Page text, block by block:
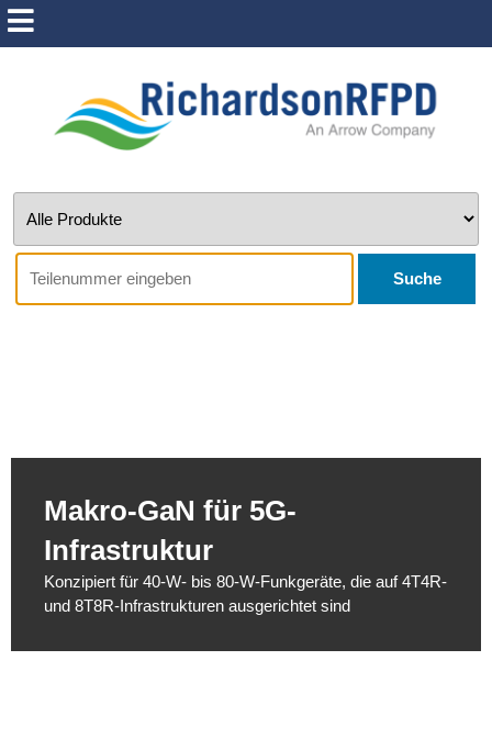
Suche
Makro-GaN für 5G-
Infrastruktur
Konzipiert für 40-W- bis 80-W-Funkgeräte, die auf 4T4R-
und 8T8R-Infrastrukturen ausgerichtet sind